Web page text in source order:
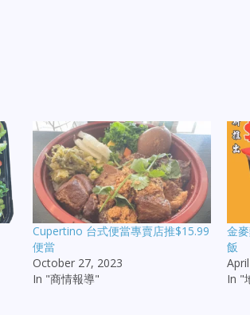
Cupertino 台式便當專賣店推$15.99
便當
October 27, 2023
In "商情報導"
金
飯
In "